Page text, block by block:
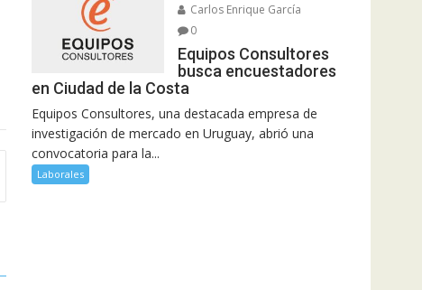
Carlos Enrique García
0
Equipos Consultores
busca encuestadores
en Ciudad de la Costa
Equipos Consultores, una destacada empresa de
investigación de mercado en Uruguay, abrió una
convocatoria para la...
Laborales